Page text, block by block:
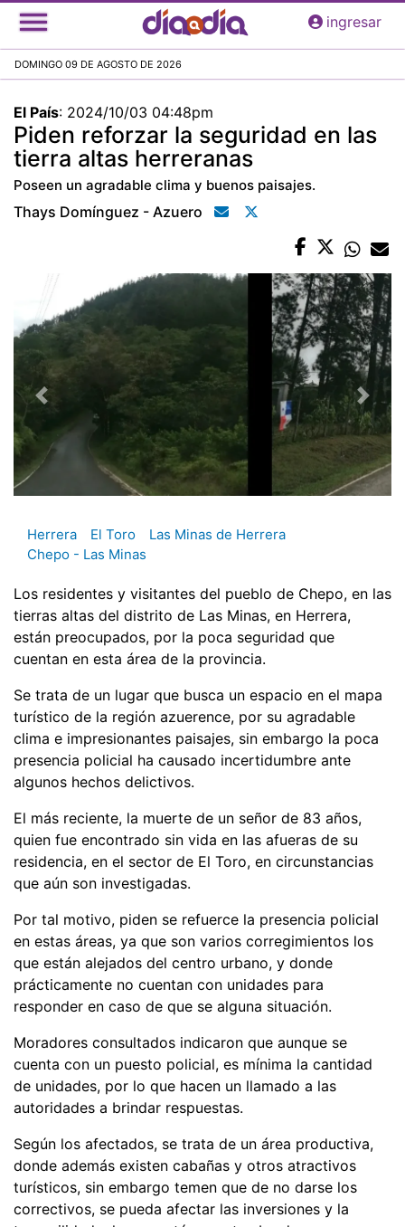
Pasar
al
principal
ingresar
DOMINGO 09 DE AGOSTO DE 2026
El País: 2024/10/03 04:48pm
Piden reforzar la seguridad en las
tierra altas herreranas
Poseen un agradable clima y buenos paisajes.
Thays Domínguez - Azuero
Herrera El Toro
Las Minas de Herrera
Chepo - Las Minas
Los residentes y visitantes del pueblo de Chepo, en las
tierras altas del distrito de Las Minas, en Herrera,
están preocupados, por la poca seguridad que
cuentan en esta área de la provincia.
Se trata de un lugar que busca un espacio en el mapa
turístico de la región azuerence, por su agradable
clima e impresionantes paisajes, sin embargo la poca
presencia policial ha causado incertidumbre ante
algunos hechos delictivos.
El más reciente, la muerte de un señor de 83 años,
quien fue encontrado sin vida en las afueras de su
residencia, en el sector de El Toro, en circunstancias
que aún son investigadas.
Por tal motivo, piden se refuerce la presencia policial
en estas áreas, ya que son varios corregimientos los
que están alejados del centro urbano, y donde
prácticamente no cuentan con unidades para
responder en caso de que se alguna situación.
Moradores consultados indicaron que aunque se
cuenta con un puesto policial, es mínima la cantidad
de unidades, por lo que hacen un llamado a las
autoridades a brindar respuestas.
Según los afectados, se trata de un área productiva,
donde además existen cabañas y otros atractivos
turísticos, sin embargo temen que de no darse los
correctivos, se pueda afectar las inversiones y la